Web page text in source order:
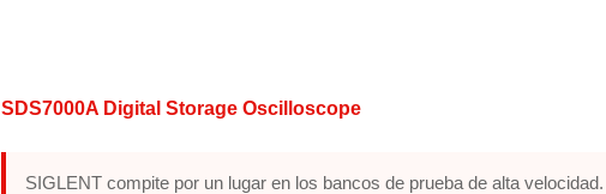
SDS7000A Digital Storage Oscilloscope
SIGLENT compite por un lugar en los bancos de prueba de alta